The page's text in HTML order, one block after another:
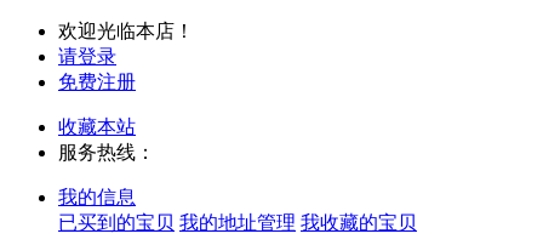
欢迎光临本店！
请登录
免费注册
收藏本站
服务热线：
我的信息
已买到的宝贝 我的地址管理 我收藏的宝贝